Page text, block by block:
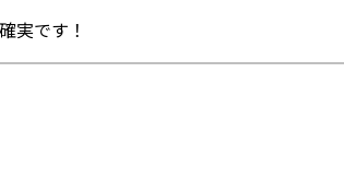
実です！